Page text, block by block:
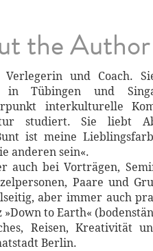
the Author
und Coach.
in Tübingen und
interkulturelle
studiert. Sie liebt
ist meine
anderen sein«.
auch bei Vorträgen,
Paare und
aber immer auch
to Earth«
Reisen, Kreativität
Berlin.